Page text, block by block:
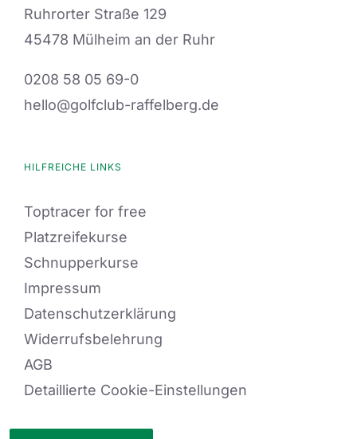
Ruhrorter Straße 129
45478 Mülheim an der Ruhr
0208 58 05 69-0
hello@golfclub-raffelberg.de
HILFREICHE LINKS
Toptracer for free
Platzreifekurse
Schnupperkurse
Impressum
Datenschutzerklärung
Widerrufsbelehrung
AGB
Detaillierte Cookie-Einstellungen